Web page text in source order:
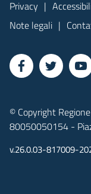
Privacy
Note legali
© Copyright
80050050154 -
v.26.0.03-817009-